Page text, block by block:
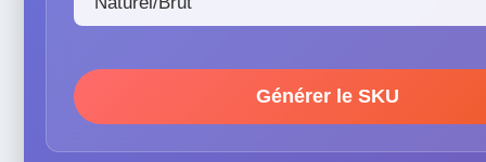
Générer le SKU